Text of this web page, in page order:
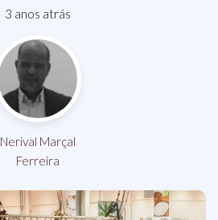
3 anos atrás
Nerival Marçal
Ferreira